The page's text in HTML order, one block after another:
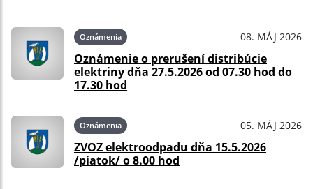
Oznámenia 08. MÁJ 2026
Oznámenie o prerušení distribúcie
elektriny dňa 27.5.2026 od 07.30 hod do
17.30 hod
Oznámenia 05. MÁJ 2026
ZVOZ elektroodpadu dňa 15.5.2026
/piatok/ o 8.00 hod